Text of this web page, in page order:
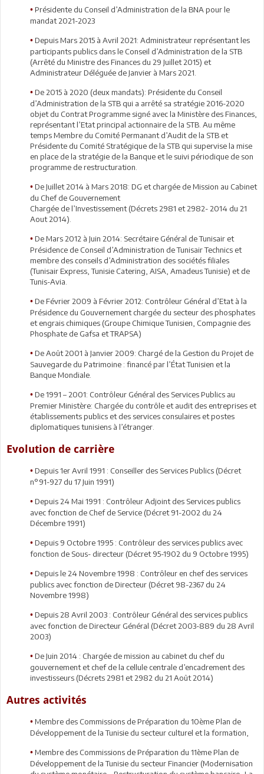
• Présidente du Conseil d’Administration de la BNA pour le
mandat 2021-2023
• Depuis Mars 2015 à Avril 2021: Administrateur représentant les
participants publics dans le Conseil d’Administration de la STB
(Arrêté du Ministre des Finances du 29 Juillet 2015) et
Administrateur Déléguée de Janvier à Mars 2021.
• De 2015 à 2020 (deux mandats): Présidente du Conseil
d’Administration de la STB qui a arrêté sa stratégie 2016-2020
objet du Contrat Programme signé avec la Ministère des Finances,
représentant l’Etat principal actionnaire de la STB. Au même
temps Membre du Comité Permanant d’Audit de la STB et
Présidente du Comité Stratégique de la STB qui supervise la mise
en place de la stratégie de la Banque et le suivi périodique de son
programme de restructuration.
• De Juillet 2014 à Mars 2018: DG et chargée de Mission au Cabinet
du Chef de Gouvernement
Chargée de l’Investissement (Décrets 2981 et 2982- 2014 du 21
Aout 2014).
• De Mars 2012 à Juin 2014: Secrétaire Général de Tunisair et
Présidence de Conseil d’Administration de Tunisair Technics et
membre des conseils d’Administration des sociétés filiales
(Tunisair Express, Tunisie Catering, AISA, Amadeus Tunisie) et de
Tunis-Avia.
• De Février 2009 à Février 2012: Contrôleur Général d’Etat à la
Présidence du Gouvernement chargée du secteur des phosphates
et engrais chimiques (Groupe Chimique Tunisien, Compagnie des
Phosphate de Gafsa et TRAPSA)
• De Août 2001 à Janvier 2009: Chargé de la Gestion du Projet de
Sauvegarde du Patrimoine : financé par l’État Tunisien et la
Banque Mondiale.
• De 1991 – 2001: Contrôleur Général des Services Publics au
Premier Ministère: Chargée du contrôle et audit des entreprises et
établissements publics et des services consulaires et postes
diplomatiques tunisiens à l’étranger.
Evolution de carrière
• Depuis 1er Avril 1991 : Conseiller des Services Publics (Décret
n°91-927 du 17 Juin 1991)
• Depuis 24 Mai 1991 : Contrôleur Adjoint des Services publics
avec fonction de Chef de Service (Décret 91-2002 du 24
Décembre 1991)
• Depuis 9 Octobre 1995 : Contrôleur des services publics avec
fonction de Sous- directeur (Décret 95-1902 du 9 Octobre 1995)
• Depuis le 24 Novembre 1998 : Contrôleur en chef des services
publics avec fonction de Directeur (Décret 98-2367 du 24
Novembre 1998)
• Depuis 28 Avril 2003 : Contrôleur Général des services publics
avec fonction de Directeur Général (Décret 2003-889 du 28 Avril
2003)
• De Juin 2014 : Chargée de mission au cabinet du chef du
gouvernement et chef de la cellule centrale d’encadrement des
investisseurs (Décrets 2981 et 2982 du 21 Août 2014)
Autres activités
• Membre des Commissions de Préparation du 10ème Plan de
Développement de la Tunisie du secteur culturel et la formation,
• Membre des Commissions de Préparation du 11ème Plan de
Développement de la Tunisie du secteur Financier (Modernisation